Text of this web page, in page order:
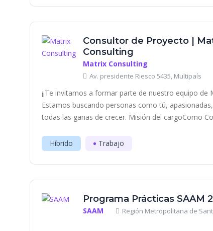
Consultor de Proyecto |
Consulting
Matrix Consulting
Av. presidente Riesco 5435, Multipaís
¡¡Te invitamos a formar parte de nuestro equipo de
Estamos buscando personas como tú,
todas las ganas de crecer. Misión del cargoComo
Híbrido Trabajo
Programa Prácticas SAAM
SAAM Región Metropolitana de